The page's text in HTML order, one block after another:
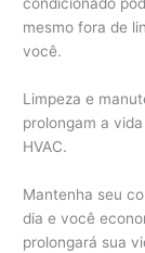
condicionado
mesmo fora de
você.
Limpeza e
prolongam a
HVAC.
Mantenha seu
dia e você
prolongará sua